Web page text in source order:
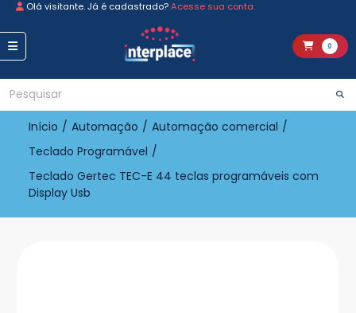
Olá visitante. Já é cadastrado?Acesse sua conta.
0
Início / Automação / Automação comercial /
Teclado Programável /
Teclado Gertec TEC-E 44 teclas programáveis com
Display Usb